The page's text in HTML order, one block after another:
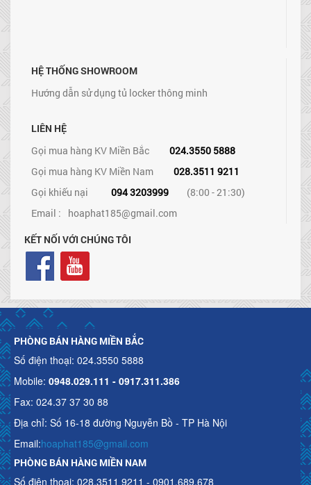
HỆ THỐNG SHOWROOM
Hướng dẫn sử dụng tủ locker thông minh
LIÊN HỆ
Gọi mua hàng KV Miền Bắc
024.3550 5888
Gọi mua hàng KV Miền Nam
028.3511 9211
Gọi khiếu nại
094 3203999
(8:00 - 21:30)
Email : hoaphat185@gmail.com
KẾT NỐI VỚI CHÚNG TÔI
PHÒNG BÁN HÀNG MIỀN BẮC
Số điện thoại: 024.3550 5888
Mobile: 0948.029.111 - 0917.311.386
Fax: 024.37 37 30 88
Địa chỉ: Số 16-18 đường Nguyễn Bồ - TP Hà Nội
Email:hoaphat185@gmail.com
PHÒNG BÁN HÀNG MIỀN NAM
Số điện thoại: 028.3511 9211 - 0901.689.678